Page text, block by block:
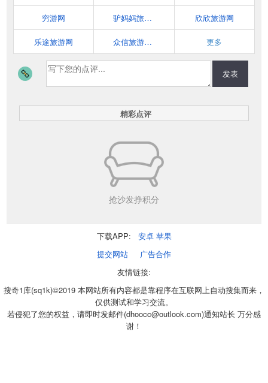
穷游网 驴妈妈旅游网 欣欣旅游网
乐途旅游网 众信旅游悠哉网 更多
发表
精彩点评
抢沙发挣积分
下载APP: 安卓 苹果
提交网站
广告合作
友情链接:
搜奇1库(sq1k)©2019 本网站所有内容都是靠程序在互联网上自动搜集而来，
仅供测试和学习交流。
若侵犯了您的权益，请即时发邮件(dhoocc@outlook.com)通知站长 万分感
谢！